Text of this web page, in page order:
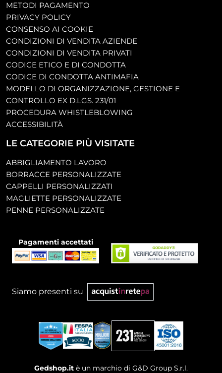
METODI PAGAMENTO
PRIVACY POLICY
CONSENSO AI COOKIE
CONDIZIONI DI VENDITA AZIENDE
CONDIZIONI DI VENDITA PRIVATI
CODICE ETICO E DI CONDOTTA
CODICE DI CONDOTTA ANTIMAFIA
MODELLO DI ORGANIZZAZIONE, GESTIONE E
CONTROLLO EX D.LGS. 231/01
PROCEDURA WHISTLEBLOWING
ACCESSIBILITÀ
LE CATEGORIE PIÙ VISITATE
ABBIGLIAMENTO LAVORO
BORRACCE PERSONALIZZATE
CAPPELLI PERSONALIZZATI
MAGLIETTE PERSONALIZZATE
PENNE PERSONALIZZATE
Pagamenti accettati
Siamo presenti su
Gedshop.it è un marchio di G&D Group S.r.l.